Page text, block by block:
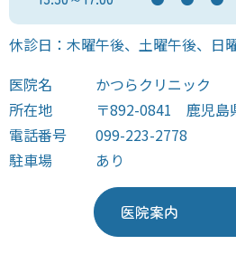
休診日：木曜午後、土曜午後、日
医院名
かつらクリニック
所在地
〒892-0841 鹿児島
電話番号
099-223-2778
駐車場
あり
医院案内